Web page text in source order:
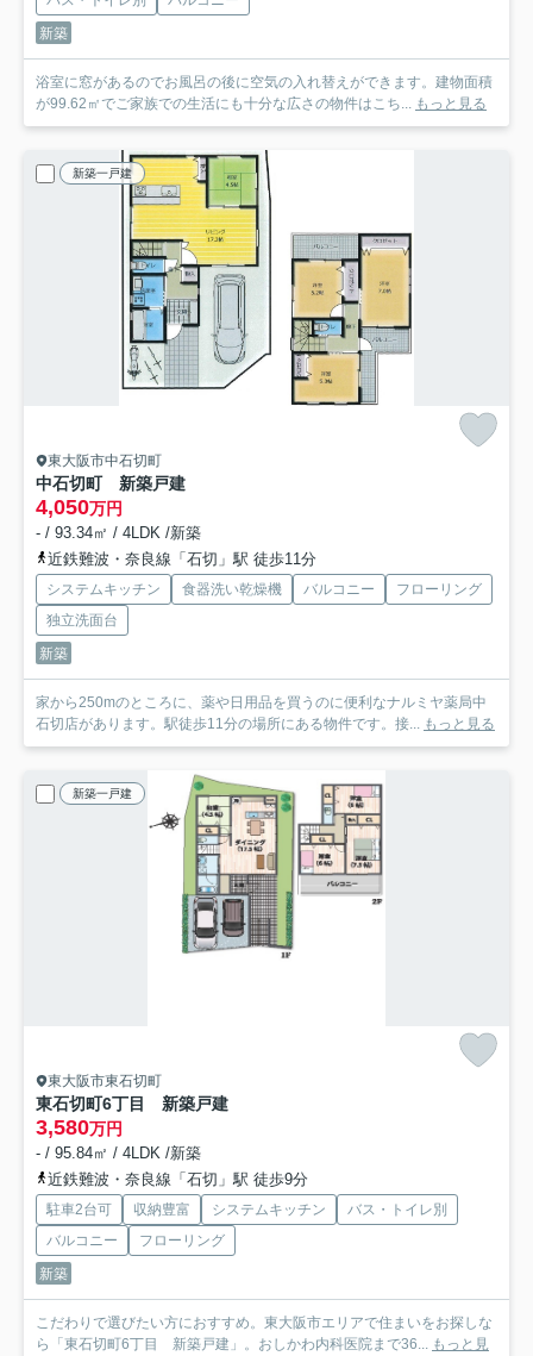
新築
浴室に窓があるのでお風呂の後に空気の入れ替えができます。建物面積
が99.62㎡でご家族での生活にも十分な広さの物件はこち... もっと見る
新築一戸建
東大阪市中石切町
中石切町 新築戸建
4,050万円
- / 93.34㎡ / 4LDK /新築
近鉄難波・奈良線「石切」駅 徒歩11分
システムキッチン 食器洗い乾燥機 バルコニー
フローリング
独立洗面台
新築
家から250mのところに、薬や日用品を買うのに便利なナルミヤ薬局中
石切店があります。駅徒歩11分の場所にある物件です。接... もっと見る
新築一戸建
東大阪市東石切町
東石切町6丁目 新築戸建
3,580万円
- / 95.84㎡ / 4LDK /新築
近鉄難波・奈良線「石切」駅 徒歩9分
駐車2台可 収納豊富 システムキッチン
バス・トイレ別
バルコニー
フローリング
新築
こだわりで選びたい方におすすめ。東大阪市エリアで住まいをお探しな
ら「東石切町6丁目 新築戸建」。おしかわ内科医院まで36... もっと見